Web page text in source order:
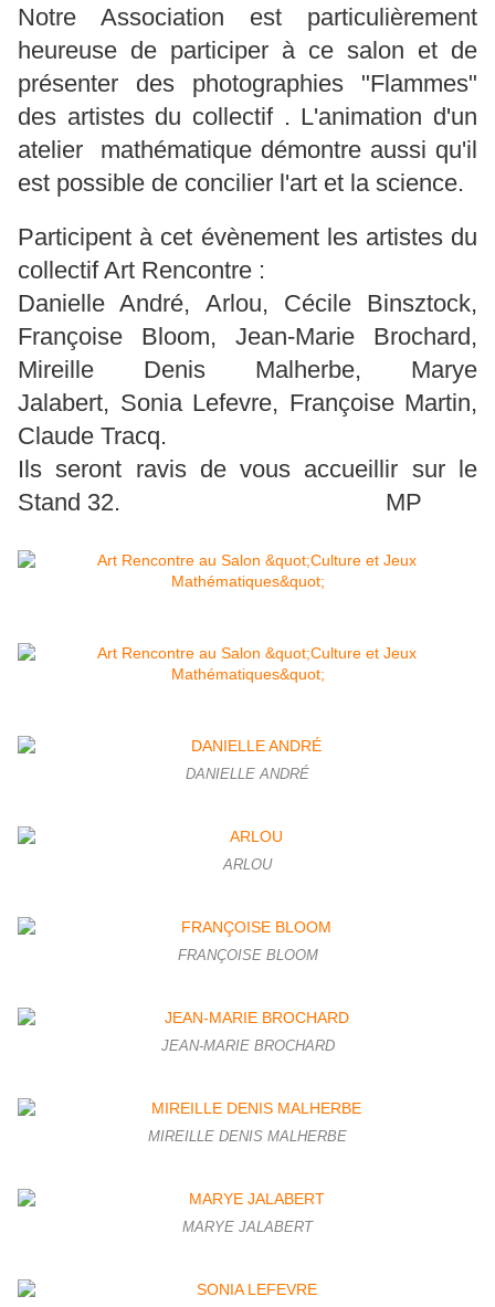
Notre Association est particulièrement
heureuse de participer à ce salon et de
présenter des photographies "Flammes"
des artistes du collectif . L'animation d'un
atelier mathématique démontre aussi qu'il
est possible de concilier l'art et la science.
Participent à cet évènement les artistes du
collectif Art Rencontre :
Danielle André, Arlou, Cécile Binsztock,
Françoise Bloom, Jean-Marie Brochard,
Mireille Denis Malherbe, Marye
Jalabert, Sonia Lefevre, Françoise Martin,
Claude Tracq.
Ils seront ravis de vous accueillir sur le
Stand 32. MP
DANIELLE ANDRÉ
ARLOU
FRANÇOISE BLOOM
JEAN-MARIE BROCHARD
MIREILLE DENIS MALHERBE
MARYE JALABERT